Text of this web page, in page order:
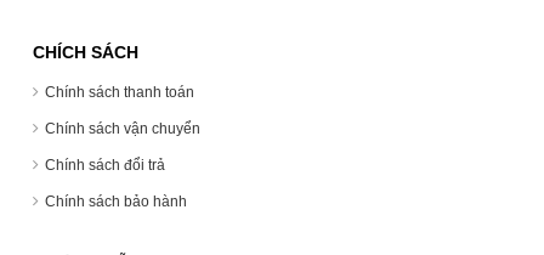
CHÍCH SÁCH
Chính sách thanh toán
Chính sách vận chuyển
Chính sách đổi trả
Chính sách bảo hành